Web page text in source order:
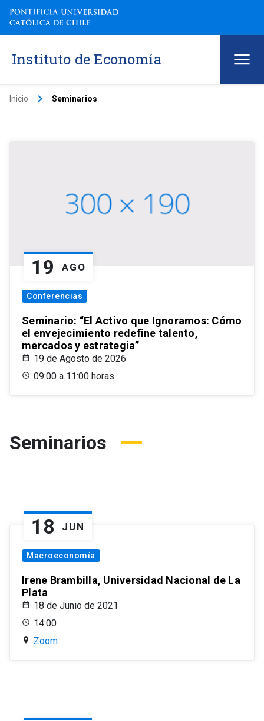
Instituto de Economía
Inicio keyboard_arrow_right Seminarios
19 AGO
Conferencias
Seminario: “El Activo que Ignoramos: Cómo
el envejecimiento redefine talento,
mercados y estrategia”
19 de Agosto de 2026
09:00 a 11:00 horas
Seminarios
18 JUN
Macroeconomía
Irene Brambilla, Universidad Nacional de La
Plata
18 de Junio de 2021
14:00
Zoom